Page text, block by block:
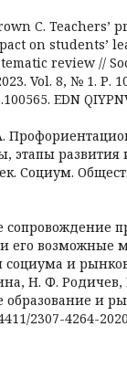
C. Teachers’
on students’
review //
Vol. 8, № 1. Р.
EDN
этапы
Социум.
сопровождение
его возможные
социума и
Н. Ф. Родичев,
образование и
2307-4264-